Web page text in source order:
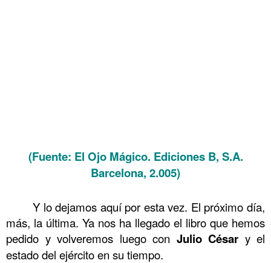
(Fuente: El Ojo Mágico. Ediciones B, S.A.
Barcelona, 2.005)
Y lo dejamos aquí por esta vez. El próximo día,
más, la última. Ya nos ha llegado el libro que hemos
pedido y volveremos luego con Julio César y el
estado del ejército en su tiempo.